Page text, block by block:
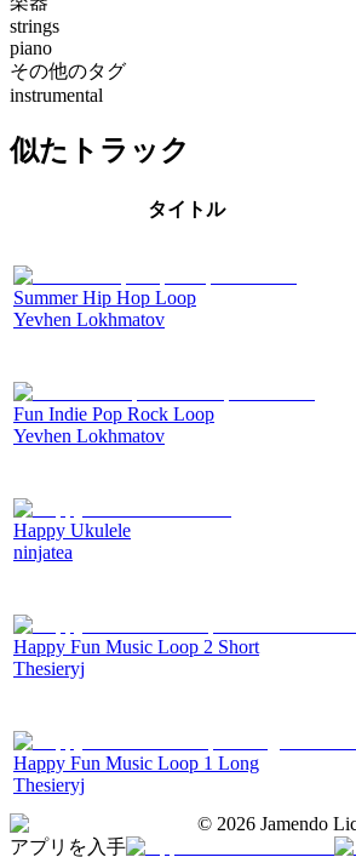
strings
piano
その他のタグ
instrumental
似たトラック
タイトル
Summer Hip Hop Loop
Yevhen Lokhmatov
Fun Indie Pop Rock Loop
Yevhen Lokhmatov
Happy Ukulele
ninjatea
Happy Fun Music Loop 2 Short
Thesieryj
Happy Fun Music Loop 1 Long
Thesieryj
© 2026 Jamendo
アプリを入手